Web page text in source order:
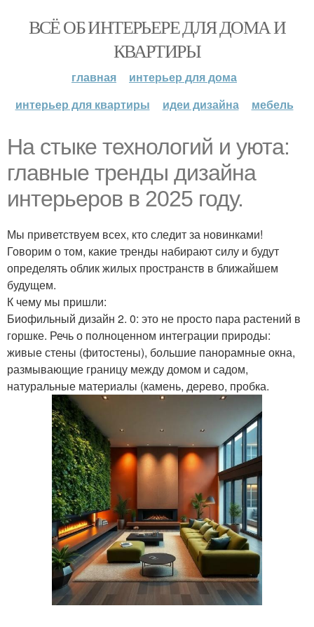
ВСЁ ОБ ИНТЕРЬЕРЕ ДЛЯ ДОМА И
КВАРТИРЫ
главная
интерьер для дома
интерьер для квартиры
идеи дизайна мебель
На стыке технологий и уюта:
главные тренды дизайна
интерьеров в 2025 году.
Мы приветствуем всех, кто следит за новинками!
Говорим о том, какие тренды набирают силу и будут
определять облик жилых пространств в ближайшем
будущем.
К чему мы пришли:
Биофильный дизайн 2. 0: это не просто пара растений в
горшке. Речь о полноценном интеграции природы:
живые стены (фитостены), большие панорамные окна,
размывающие границу между домом и садом,
натуральные материалы (камень, дерево, пробка.